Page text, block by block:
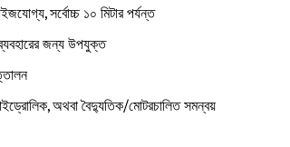
সর্বোচ্চ ১০ মিটার পর্যন্ত
জন্য উপযুক্ত
অথবা বৈদ্যুতিক/মোটরচালিত সমন্বয়